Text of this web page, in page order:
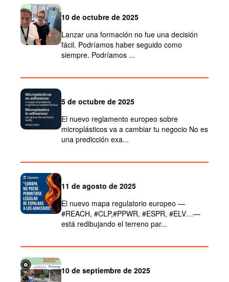
10 de octubre de 2025
Lanzar una formación no fue una decisión
fácil. Podríamos haber seguido como
siempre. Podríamos ...
5 de octubre de 2025
El nuevo reglamento europeo sobre
microplásticos va a cambiar tu negocio No es
una predicción exa...
11 de agosto de 2025
El nuevo mapa regulatorio europeo —
#REACH, #CLP,#PPWR, #ESPR, #ELV…—
está redibujando el terreno par...
10 de septiembre de 2025